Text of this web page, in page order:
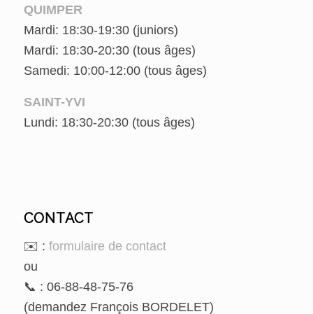
QUIMPER
Mardi: 18:30-19:30 (juniors)
Mardi: 18:30-20:30 (tous âges)
Samedi: 10:00-12:00 (tous âges)
SAINT-YVI
Lundi: 18:30-20:30 (tous âges)
CONTACT
✉️ : formulaire de contact
ou
📞 : 06-88-48-75-76
(demandez François BORDELET)